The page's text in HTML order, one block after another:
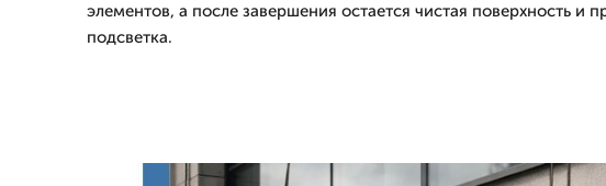
элементов, а после завершения остается чистая поверхность и
подсветка.